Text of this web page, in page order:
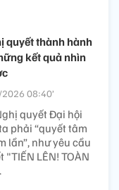
quyết thành hành
kết quả nhìn
08:40’
quyết Đại hội
phải “quyết tâm
lần”, như yêu cầu
LÊN! TOÀN